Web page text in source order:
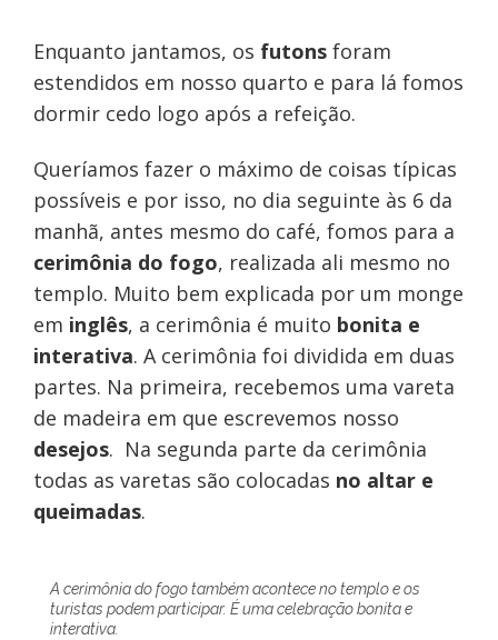
Enquanto jantamos, os futonsforam
estendidos em nosso quarto e para lá fomos
dormir cedo logo após a refeição.
Queríamos fazer o máximo de coisas típicas
possíveis e por isso, no dia seguinte às 6 da
manhã, antes mesmo do café, fomos para a
cerimônia do fogo, realizada ali mesmo no
templo. Muito bem explicada por um monge
em inglês, a cerimônia é muito bonita e
interativa. A cerimônia foi dividida em duas
partes. Na primeira, recebemos uma vareta
de madeira em que escrevemos nosso
desejos. Na segunda parte da cerimônia
todas as varetas são colocadas no altar e
queimadas.
A cerimônia do fogo também acontece no templo e os
turistas podem participar. É uma celebração bonita e
interativa.